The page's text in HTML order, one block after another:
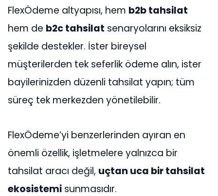
FlexÖdeme altyapısı, hem b2b tahsilat
hem de b2c tahsilat senaryolarını eksiksiz
şekilde destekler. İster bireysel
müşterilerden tek seferlik ödeme alın, ister
bayilerinizden düzenli tahsilat yapın; tüm
süreç tek merkezden yönetilebilir.
FlexÖdeme’yi benzerlerinden ayıran en
önemli özellik, işletmelere yalnızca bir
tahsilat aracı değil, uçtan uca bir tahsilat
ekosistemi sunmasıdır.